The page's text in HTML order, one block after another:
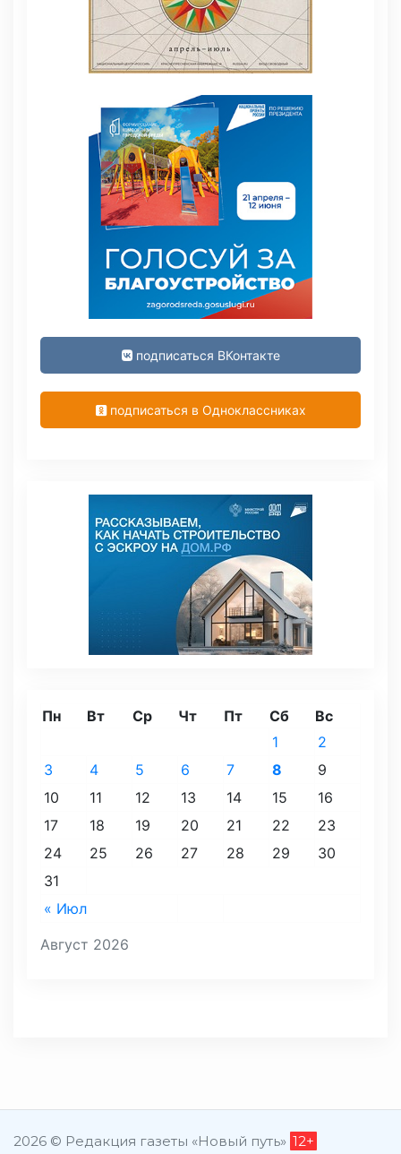
подписаться ВКонтакте
подписаться в Одноклассниках
Август 2026
Пн Вт Ср Чт Пт Сб Вс
« Июл
1
2
3
4 5 6 7 8
9
10
11 12 13 14 15
16
17
18 19 20 21 22
23
24
25 26 27 28 29
30
31
2026 © Редакция газеты «Новый путь» 12+